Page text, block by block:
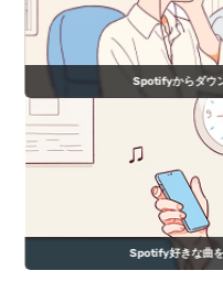
Spotifyからダウ
Spotify好きな曲